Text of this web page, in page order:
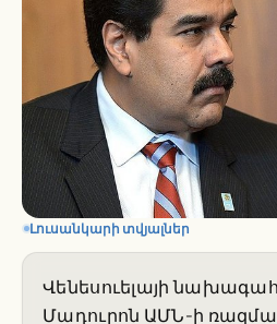
Լուսանկարի տվյալներ
Վենեսուելայի
Մադուրոն ԱՄՆ-ի